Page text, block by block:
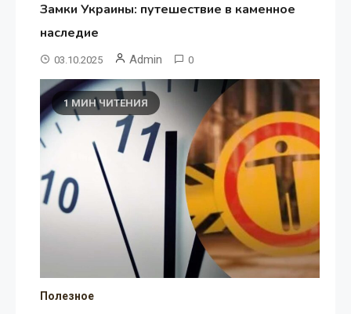
Замки Украины: путешествие в каменное
наследие
03.10.2025 Admin 0
1 МИН ЧИТЕНИЯ
Полезное